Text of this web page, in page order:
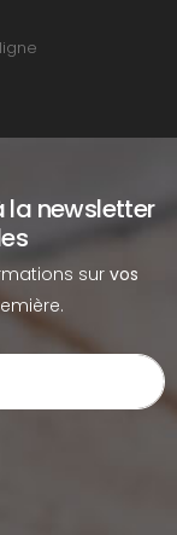
newsletter
sur vos